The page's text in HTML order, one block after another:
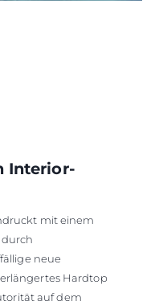
Interior-
mit einem
neue
Hardtop
auf dem